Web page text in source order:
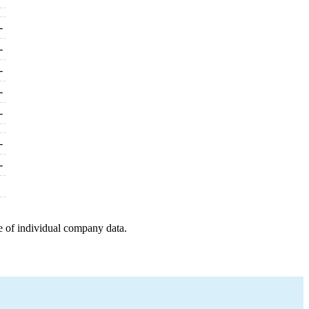
-
-
-
-
-
-
-
individual company data.